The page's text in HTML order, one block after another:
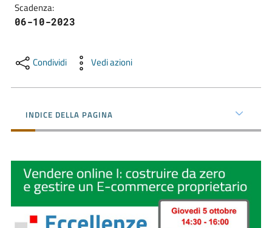
e
Consumatore
Scadenza:
06-10-2023
Condividi Vedi azioni
INDICE DELLA PAGINA